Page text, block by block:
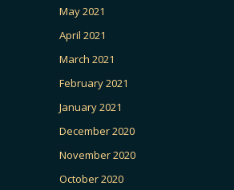
May 2021
April 2021
March 2021
February 2021
January 2021
December 2020
November 2020
October 2020